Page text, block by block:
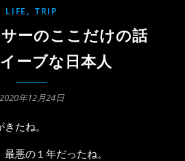
LIFE , TRIP
ーのここだけの話
ーブな日本人
2020年12月24日
たね。
悪の１年だったね。